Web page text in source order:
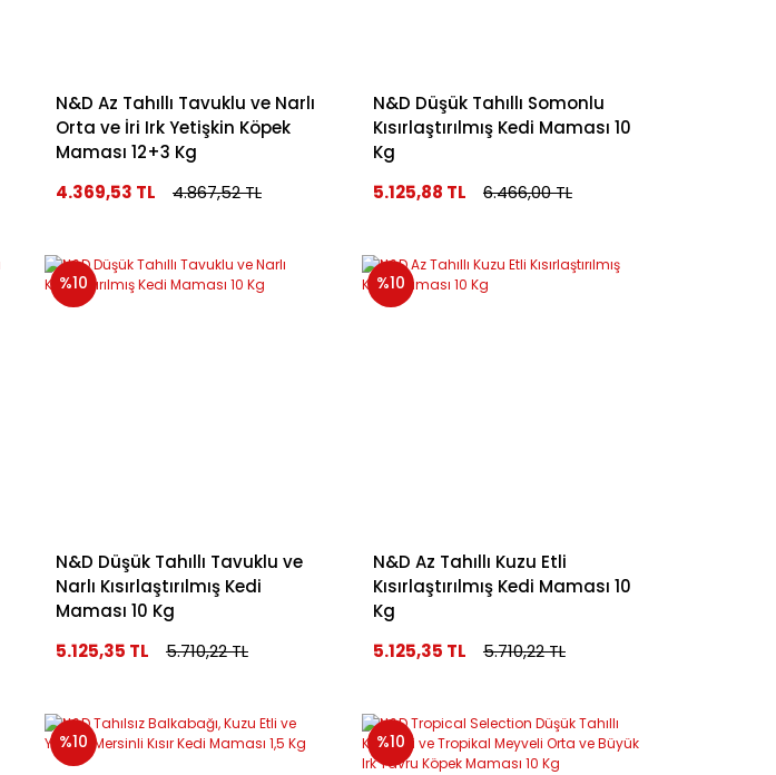
N&D Az Tahıllı Tavuklu ve Narlı
Orta ve İri Irk Yetişkin Köpek
Maması 12+3 Kg
4.369,53 TL
4.867,52 TL
N&D Düşük Tahıllı Somonlu
Kısırlaştırılmış Kedi Maması 10
Kg
5.125,88 TL
6.466,00 TL
%10
N&D Düşük Tahıllı Tavuklu ve
Narlı Kısırlaştırılmış Kedi
Maması 10 Kg
5.125,35 TL
5.710,22 TL
%10
N&D Az Tahıllı Kuzu Etli
Kısırlaştırılmış Kedi Maması 10
Kg
5.125,35 TL
5.710,22 TL
%10 %10